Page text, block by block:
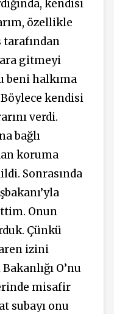
kendisi
özellikle
tarafından
gitmeyi
beni halkıma
kendisi
verdi.
bağlı
koruma
Sonrasında
Onun
Çünkü
izini
O’nu
misafir
subayı onu